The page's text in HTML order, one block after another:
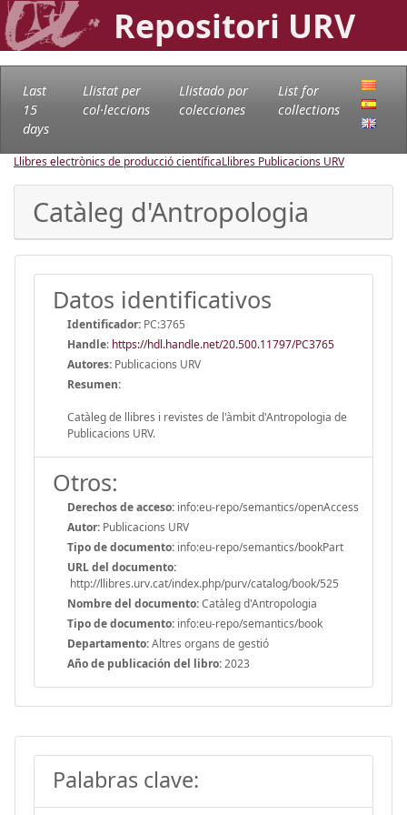
Repositori URV
Last
15
days
Llistat per
col·leccions
Llistado por
colecciones
List for
collections
Llibres electrònics de producció científicaLlibres Publicacions URV
Catàleg d'Antropologia
Datos identificativos
Identificador: PC:3765
Handle: https://hdl.handle.net/20.500.11797/PC3765
Autores: Publicacions URV
Resumen:
Catàleg de llibres i revistes de l'àmbit d'Antropologia de
Publicacions URV.
Otros:
Derechos de acceso: info:eu-repo/semantics/openAccess
Autor: Publicacions URV
Tipo de documento: info:eu-repo/semantics/bookPart
URL del documento:
http://llibres.urv.cat/index.php/purv/catalog/book/525
Nombre del documento:Catàleg d'Antropologia
Tipo de documento: info:eu-repo/semantics/book
Departamento:Altres organs de gestió
Año de publicación del libro:2023
Palabras clave: